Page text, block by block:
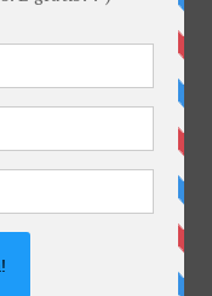
para Bens de